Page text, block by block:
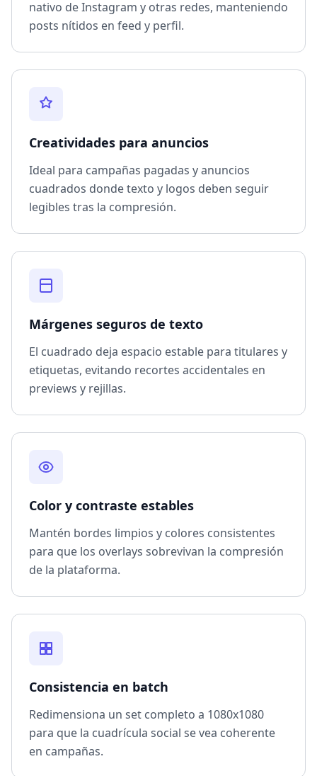
nativo de Instagram y otras redes, manteniendo
posts nítidos en feed y perfil.
Creatividades para anuncios
Ideal para campañas pagadas y anuncios
cuadrados donde texto y logos deben seguir
legibles tras la compresión.
Márgenes seguros de texto
El cuadrado deja espacio estable para titulares y
etiquetas, evitando recortes accidentales en
previews y rejillas.
Color y contraste estables
Mantén bordes limpios y colores consistentes
para que los overlays sobrevivan la compresión
de la plataforma.
Consistencia en batch
Redimensiona un set completo a 1080x1080
para que la cuadrícula social se vea coherente
en campañas.